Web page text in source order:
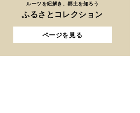
ルーツを紐解き、郷土を知ろう
ふるさとコレクション
ページを見る